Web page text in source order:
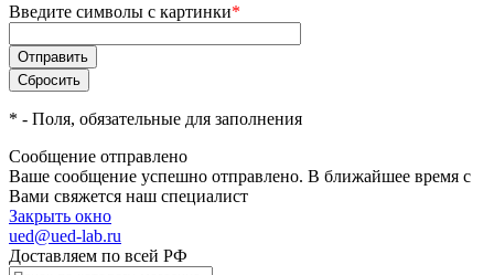
Введите символы с картинки*
* - Поля, обязательные для заполнения
Сообщение отправлено
Ваше сообщение успешно отправлено. В ближайшее время с
Вами свяжется наш специалист
Закрыть окно
ued@ued-lab.ru
Доставляем по всей РФ